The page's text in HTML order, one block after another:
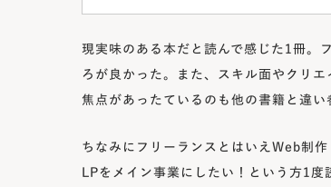
現実味のある本だと読んで感じた1冊。
ろが良かった。また、スキル面やクリ
焦点があったているのも他の書籍と違い
ちなみにフリーランスとはいえWeb制
LPをメイン事業にしたい！という方1度